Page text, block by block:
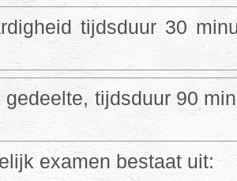
tijdsduur 30
gedeelte, tijdsduur 90
examen bestaat uit: